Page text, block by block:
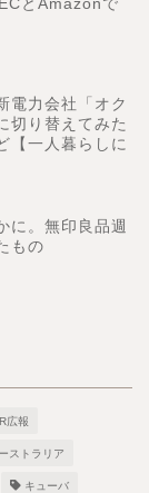
とAmazonで
電力会社「オク
切り替えてみた
【一人暮らしに
に。無印良品週
もの
広報
ストラリア
キューバ